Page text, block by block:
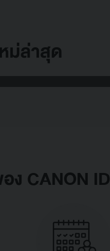
ม่ล่าสุด
ง CANON ID